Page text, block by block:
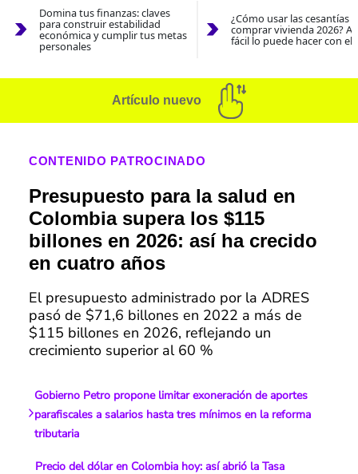
Domina tus finanzas: claves
para construir estabilidad
económica y cumplir tus metas
personales
¿Cómo usar las cesantías
comprar vivienda 2026?
fácil lo puede hacer con el
Artículo nuevo
CONTENIDO PATROCINADO
Presupuesto para la salud en
Colombia supera los $115
billones en 2026: así ha crecido
en cuatro años
El presupuesto administrado por la ADRES
pasó de $71,6 billones en 2022 a más de
$115 billones en 2026, reflejando un
crecimiento superior al 60 %
Gobierno Petro propone limitar exoneración de aportes
parafiscales a salarios hasta tres mínimos en la reforma
tributaria
Precio del dólar en Colombia hoy: así abrió la Tasa